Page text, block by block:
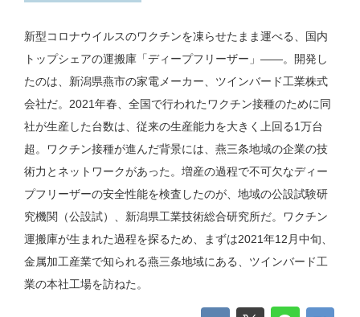
新型コロナウイルスのワクチンを凍らせたまま運べる、国内
トップシェアの運搬庫「ディープフリーザー」——。開発し
たのは、新潟県燕市の家電メーカー、ツインバード工業株式
会社だ。2021年春、全国で行われたワクチン接種のために同
社が生産した台数は、従来の生産能力を大きく上回る1万台
超。ワクチン接種が進んだ背景には、燕三条地域の企業の技
術力とネットワークがあった。増産の過程で不可欠なディー
プフリーザーの安全性能を検査したのが、地域の公設試験研
究機関（公設試）、新潟県工業技術総合研究所だ。ワクチン
運搬庫が生まれた過程を探るため、まずは2021年12月中旬、
金属加工産業で知られる燕三条地域にある、ツインバード工
業の本社工場を訪ねた。